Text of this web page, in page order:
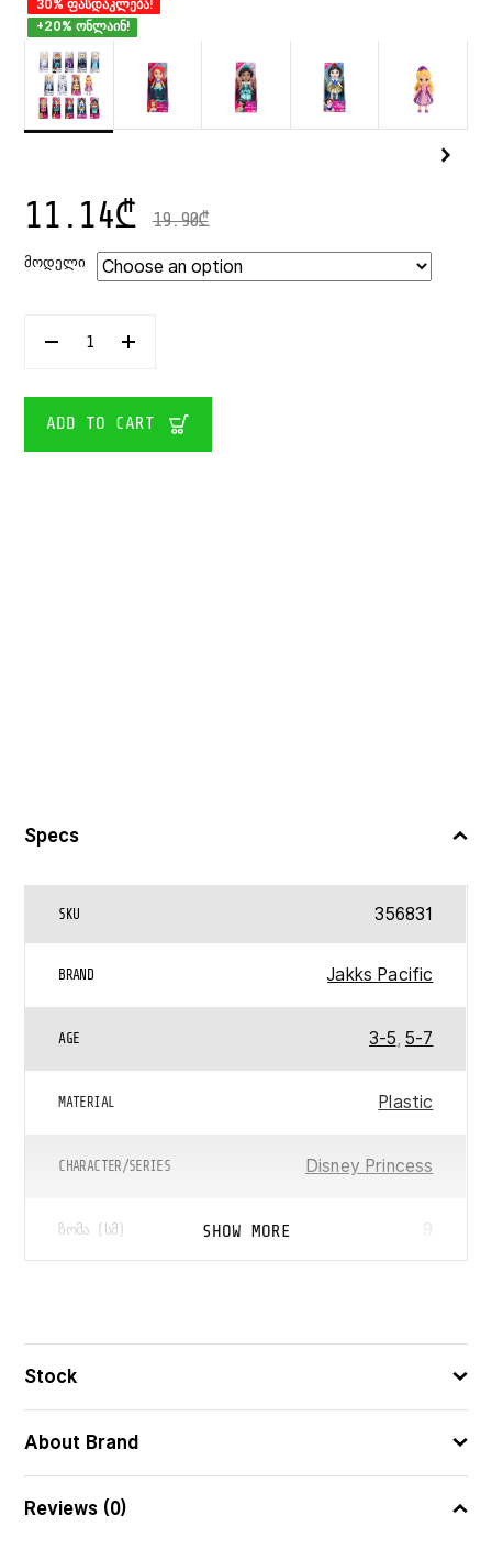
+20% ონლაინ!
19.90₾
11.14₾
ᲛᲝᲓᲔᲚᲘ
JAKKS
PRINCESS
DOLL
CM
ADD TO CART
Specs
SKU 356831
BRAND Jakks Pacific
AGE 3-5, 5-7
MATERIAL Plastic
CHARACTER/SERIES Disney Princess
ᲖᲝᲛᲐ (ᲡᲛ) 9
Elsa იასამნისფერი კაბით,
SHOW MORE
Stock
About Brand
Reviews (0)